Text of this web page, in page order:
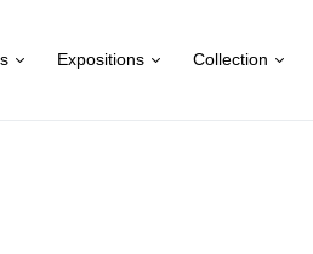
Expositions Collection